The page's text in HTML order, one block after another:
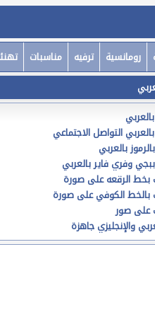
رومانسية ترفيه مناسبات
التواصل الاجتماعي
بالعربي
وفري فاير بالعربي
بخط الرقعه على صورة
بالخط الكوفي على صورة
على صور
والإنجليزي جاهزة